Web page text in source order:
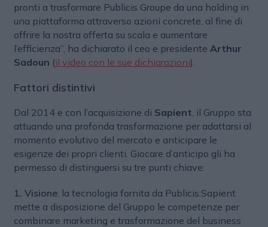
pronti a trasformare Publicis Groupe da una holding in
una piattaforma attraverso azioni concrete, al fine di
offrire la nostra offerta su scala e aumentare
l’efficienza”, ha dichiarato il ceo e presidente Arthur
Sadoun (il video con le sue dichiarazioni).
Fattori distintivi
Dal 2014 e con l’acquisizione di Sapient , il Gruppo sta
attuando una profonda trasformazione per adattarsi al
momento evolutivo del mercato e anticipare le
esigenze dei propri clienti. Giocare d’anticipo gli ha
permesso di distinguersi su tre punti chiave:
1. Visione: la tecnologia fornita da Publicis.Sapient
mette a disposizione del Gruppo le competenze per
combinare marketing e trasformazione del business